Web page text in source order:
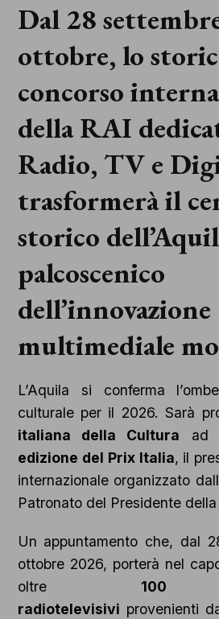
Dal 28
ottobre, lo
concorso
della RAI
Radio, TV e
trasformerà il
storico
palcoscenico
dell’innovazione
multimediale
L’Aquila si conferma
culturale per il 2026. Sarà
italiana della Cultura ad
edizione del Prix Italia, il
internazionale organizzato
Patronato del Presidente
Un appuntamento che, dal
ottobre 2026, porterà nel
oltre 100
radiotelevisivi provenienti